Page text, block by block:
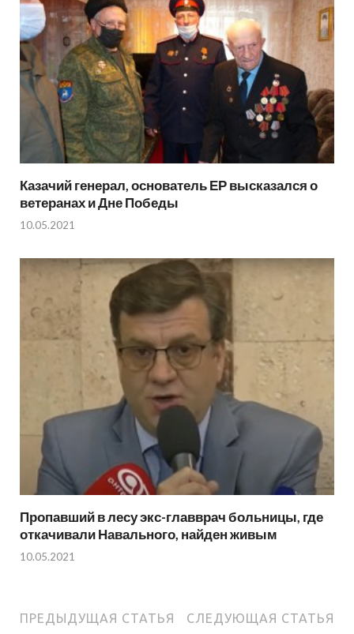
Казачий генерал, основатель ЕР высказался о
ветеранах и Дне Победы
10.05.2021
Пропавший в лесу экс-главврач больницы, где
откачивали Навального, найден живым
10.05.2021
ПРЕДЫДУЩАЯ СТАТЬЯ СЛЕДУЮЩАЯ СТАТЬЯ